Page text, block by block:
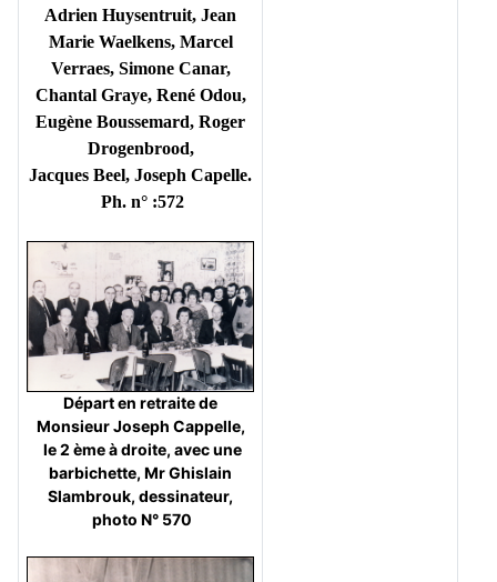
Adrien Huysentruit, Jean
Marie Waelkens, Marcel
Verraes, Simone Canar,
Chantal Graye, René Odou,
Eugène Boussemard, Roger
Drogenbrood,
Jacques Beel, Joseph Capelle.
Ph. n° :572
Départ en retraite de
Monsieur Joseph Cappelle,
le 2 ème à droite, avec une
barbichette, Mr Ghislain
Slambrouk, dessinateur,
photo N° 570